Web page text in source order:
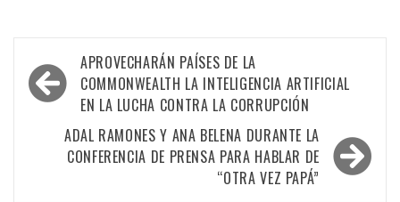
Navegación
de
entradas
APROVECHARÁN PAÍSES DE LA
COMMONWEALTH LA INTELIGENCIA ARTIFICIAL
EN LA LUCHA CONTRA LA CORRUPCIÓN
ADAL RAMONES Y ANA BELENA DURANTE LA
CONFERENCIA DE PRENSA PARA HABLAR DE
“OTRA VEZ PAPÁ”